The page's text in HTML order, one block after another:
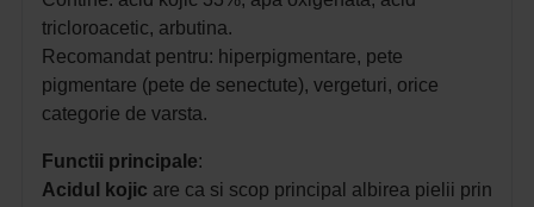
tricloroacetic, arbutina.
Recomandat pentru: hiperpigmentare, pete
pigmentare (pete de senectute), vergeturi, orice
categorie de varsta.
Functii principale:
Acidul kojic are ca si scop principal albirea pielii prin